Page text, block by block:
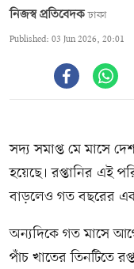
নিজস্ব প্রতিবেদক ঢাকা
Published: 03 Jun 2026, 20:01
সদ্য সমাপ্ত মে মাসে
হয়েছে। রপ্তানির এই
বাড়লেও গত বছরের
অন্যদিকে গত মাসে
পাঁচ খাতের তিনটিতে